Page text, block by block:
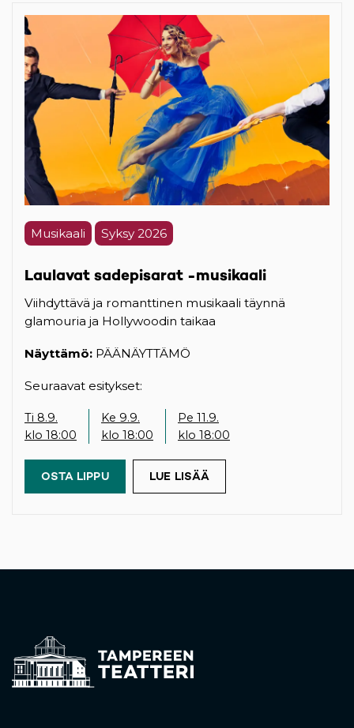
Musikaali Syksy 2026
Laulavat sadepisarat -musikaali
Viihdyttävä ja romanttinen musikaali täynnä
glamouria ja Hollywoodin taikaa
Näyttämö: PÄÄNÄYTTÄMÖ
Seuraavat esitykset:
Ti 8.9.
klo 18:00
Ke 9.9.
klo 18:00
Pe 11.9.
klo 18:00
OSTA LIPPU(OPENS IN A NEW TAB)
LUE LISÄÄ